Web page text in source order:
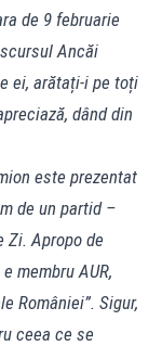
de 9 februarie
Ancăi
ei, arătați-i pe toți
dând din
este prezentat
de un partid –
Zi. Apropo de
membru AUR,
României”. Sigur,
ceea ce se